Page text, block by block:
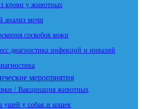
крови у животных
анализ мочи
соскобов кожи
диагностика инфекций и инвазий
мероприятия
/ Вакцинация животных
ушей у собак и кошек